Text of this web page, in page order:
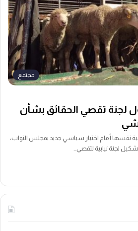
مجتمع
لجنة تقصي الحقائق بشأن
نفسها أمام اختبار سياسي جديد بمجلس النواب،
لجنة نيابية لتقصي…